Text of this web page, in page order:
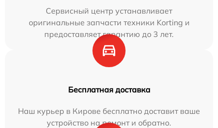
Сервисный центр устанавливает
оригинальные запчасти техники Korting и
предоставляет гарантию до 3 лет.
Бесплатная доставка
Наш курьер в Кирове бесплатно доставит ваше
устройство на ремонт и обратно.